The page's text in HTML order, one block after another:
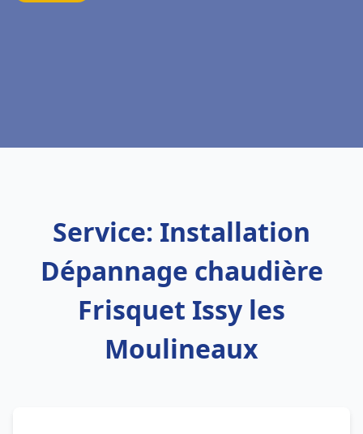
Service: Installation
Dépannage chaudière
Frisquet Issy les
Moulineaux